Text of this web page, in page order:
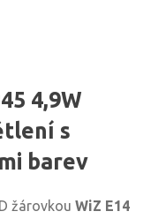
4,9W
s
barev
žárovkou WiZ E14